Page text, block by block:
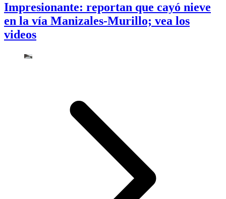
Impresionante: reportan que cayó nieve
en la vía Manizales-Murillo; vea los
videos